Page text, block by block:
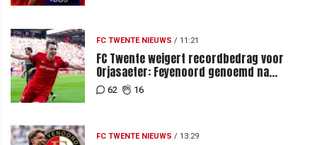
FC TWENTE NIEUWS / 11:21
FC Twente weigert recordbedrag voor
Orjasaeter: Feyenoord genoemd na
megabod
62 16
FC TWENTE NIEUWS / 13:29